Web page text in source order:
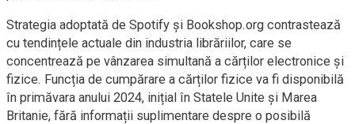
Strategia adoptată de Spotify și Bookshop.org contrastează
cu tendințele actuale din industria librăriilor, care se
concentrează pe vânzarea simultană a cărților electronice și
fizice. Funcția de cumpărare a cărților fizice va fi disponibilă
în primăvara anului 2024, inițial în Statele Unite și Marea
Britanie, fără informații suplimentare despre o posibilă